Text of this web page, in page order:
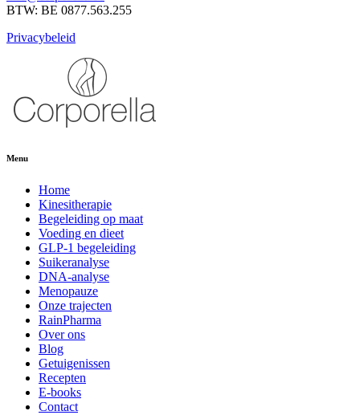
BTW: BE 0877.563.255
Privacybeleid
Menu
Home
Kinesitherapie
Begeleiding op maat
Voeding en dieet
GLP-1 begeleiding
Suikeranalyse
DNA-analyse
Menopauze
Onze trajecten
RainPharma
Over ons
Blog
Getuigenissen
Recepten
E-books
Contact